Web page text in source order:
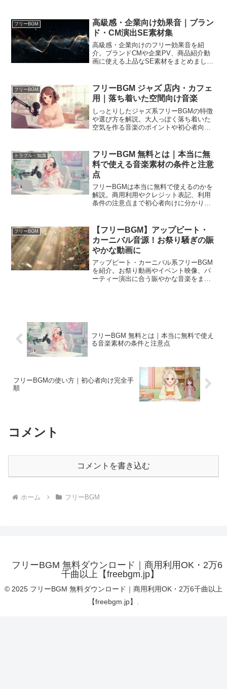
フリーBGM
高級感・企業向け効果音｜ブラン
ド・CM演出SE素材集
高級感・企業向けのフリー効果音を紹
介。ブランドCMや企業PV、商品紹介動
画に使える上品なSE素材をまとめまし
フリーBGM
フリーBGM ジャズ 店内・カフェ
用｜落ち着いた空間向け音楽
しっとりしたジャズ系フリーBGMの特徴
や選び方を解説。大人っぽく落ち着いた
空気を作る音楽のポイントや初心者向け
トラブル・知識
フリーBGM 無料とは｜本当に無
料で使える音楽素材の条件と注意
点
フリーBGMは本当に無料で使えるのかを
解説。商用利用やクレジット表記、利用
条件の注意点まで初心者向けに分かりや
フリーBGM
【フリーBGM】アップビート・
カーニバル音源！お祭り騒ぎの賑
やかな動画に
アップビート・カーニバル系フリーBGM
を紹介。お祭り動画やイベント映像、パ
ーティー演出に合う賑やかな音楽をまと
フリーBGM 無料とは｜本当に無料で使え
る音楽素材の条件と注意点
フリーBGMの使い方｜初心者向け完全手
順
コメント
コメントを書き込む
ホーム フリーBGM
フリーBGM 無料ダウンロード｜商用利用OK・2万6
千曲以上【freebgm.jp】
© 2025 フリーBGM 無料ダウンロード｜商用利用OK・2万6千曲以上
【freebgm.jp】.